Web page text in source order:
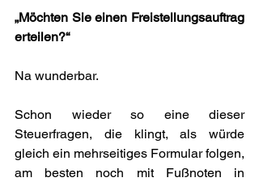
„Möchten Sie einen Freistellungsauftrag
erteilen?“
Na wunderbar.
Schon wieder so eine dieser
Steuerfragen, die klingt, als würde
gleich ein mehrseitiges Formular folgen,
am besten noch mit Fußnoten in